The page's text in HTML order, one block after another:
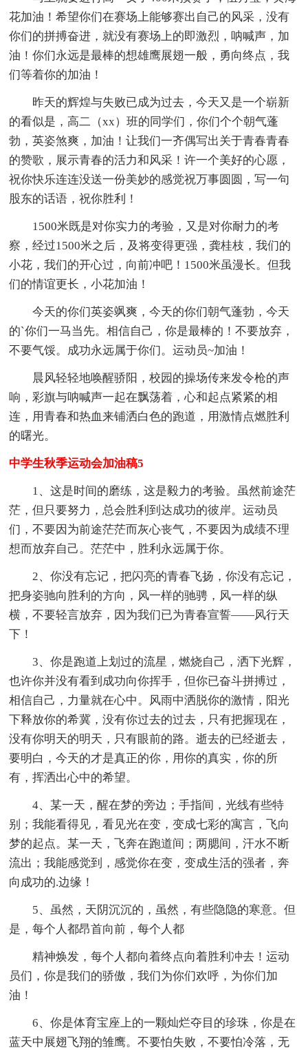
花加油！希望你们在赛场上能够赛出自己的风采，没有
你们的拼搏奋进，就没有赛场上的即激烈，呐喊声，加
油！你们永远是最棒的想雄鹰展翅一般，勇向终点，我
们等着你的加油！
昨天的辉煌与失败已成为过去，今天又是一个崭新
的看似是，高二（xx）班的同学们，你们个个朝气蓬
勃，英姿煞爽，加油！让我们一齐偶写出关于青春青春
的赞歌，展示青春的活力和风采！许一个美好的心愿，
祝你快乐连连没送一份美妙的感觉祝万事圆圆，写一句
股东的话语，祝你胜利！
1500米既是对你实力的考验，又是对你耐力的考
察，经过1500米之后，及将变得更强，龚桂枝，我们的
小花，我们的开心过，向前冲吧！1500米虽漫长。但我
们的情谊更长，小花加油！
今天的你们英姿飒爽，今天的你们朝气蓬勃，今天
的`你们一马当先。相信自己，你是最棒的！不要放弃，
不要气馁。成功永远属于你们。运动员~加油！
晨风轻轻地唤醒骄阳，校园的操场传来发令枪的声
响，彩旗与呐喊声一起在飘荡着，心和起点紧紧的相
连，用青春和热血来铺洒白色的跑道，用激情点燃胜利
的曙光。
中学生秋季运动会加油稿5
1、这是时间的磨练，这是毅力的考验。虽然前途茫
茫，但只要努力，总会胜利到达成功的彼岸。运动员
们，不要因为前途茫茫而灰心丧气，不要因为成绩不理
想而放弃自己。茫茫中，胜利永远属于你。
2、你没有忘记，把闪亮的青春飞扬，你没有忘记，
把身姿驰向胜利的方向，风一样的驰骋，风一样的纵
横，不要轻言放弃，因为我们已为青春宣誓——风行天
下！
3、你是跑道上划过的流星，燃烧自己，洒下光辉，
也许你并没有看到成功向你挥手，但你已奋斗拼搏过，
相信自己，力量就在心中。风雨中洒脱你的激情，阳光
下释放你的希冀，没有你过去的过去，只有把握现在，
没有你明天的明天，只有眼前的路。逝去的已经逝去，
要明白，今天的才是真正的你，用你的真实，你的所
有，挥洒出心中的希望。
4、某一天，醒在梦的旁边；手指间，光线有些特
别；我能看得见，看见光在变，变成七彩的寓言，飞向
梦的起点。某一天，飞奔在跑道间；两腮间，汗水不断
流出；我能感觉到，感觉你在变，变成生活的强者，奔
向成功的.边缘！
5、虽然，天阴沉沉的，虽然，有些隐隐的寒意。但
是，每个人都昂首向前，每个人都
精神焕发，每个人都向着终点向着胜利冲去！运动
员们，你是我们的骄傲，我们为你们欢呼，为你们加
油！
6、你是体育宝座上的一颗灿烂夺目的珍珠，你是在
蓝天中展翅飞翔的雏鹰。不要怕失败，不要怕冷落，无